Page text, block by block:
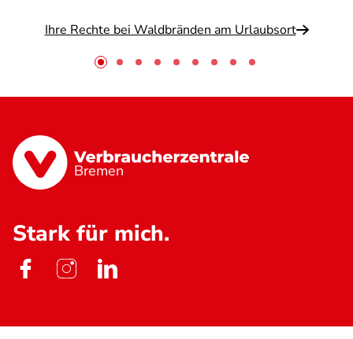
Ihre Rechte bei Waldbränden am Urlaubsort
Bremen
Stark für mich.